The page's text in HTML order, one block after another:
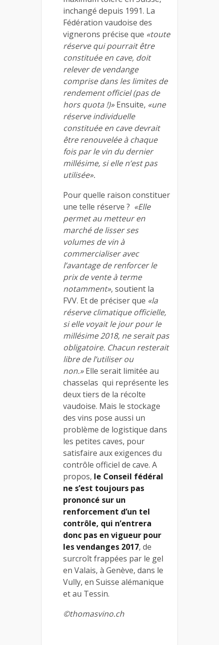
inchangé depuis 1991. La
Fédération vaudoise des
vignerons précise que «toute
réserve qui pourrait être
constituée en cave, doit
relever de vendange
comprise dans les limites de
rendement officiel (pas de
hors quota !)»Ensuite, «une
réserve individuelle
constituée en cave devrait
être renouvelée à chaque
fois par le vin du dernier
millésime, si elle n’est pas
utilisée».
Pour quelle raison constituer
une telle réserve ? «Elle
permet au metteur en
marché de lisser ses
volumes de vin à
commercialiser avec
l’avantage de renforcer le
prix de vente à terme
notamment», soutient la
FVV. Et de préciser que «la
réserve climatique officielle,
si elle voyait le jour pour le
millésime 2018, ne serait pas
obligatoire. Chacun resterait
libre de l’utiliser ou
non.»Elle serait limitée au
chasselas qui représente les
deux tiers de la récolte
vaudoise. Mais le stockage
des vins pose aussi un
problème de logistique dans
les petites caves, pour
satisfaire aux exigences du
contrôle officiel de cave. A
propos, le Conseil fédéral
ne s’est toujours pas
prononcé sur un
renforcement d’un tel
contrôle, qui n’entrera
donc pas en vigueur pour
les vendanges 2017, de
surcroît frappées par le gel
en Valais, à Genève, dans le
Vully, en Suisse alémanique
et au Tessin.
©thomasvino.ch